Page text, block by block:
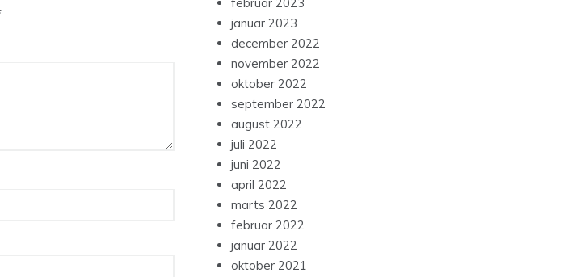
januar 2023
december 2022
november 2022
oktober 2022
september 2022
august 2022
juli 2022
juni 2022
april 2022
marts 2022
februar 2022
januar 2022
oktober 2021